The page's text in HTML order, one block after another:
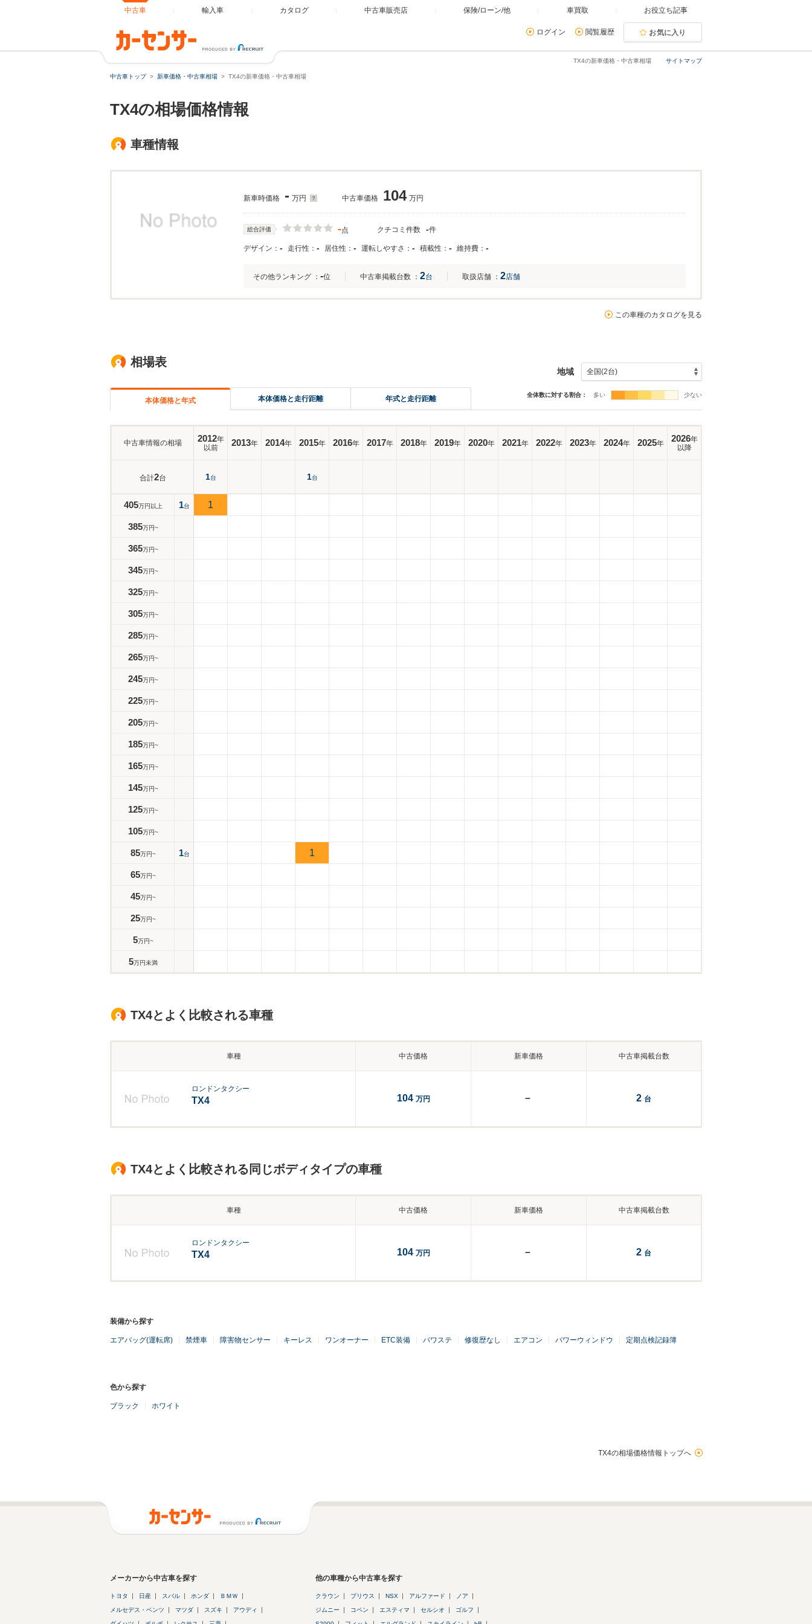
中古車 輸入車 カタログ 中古車販売店 保険/ローン/他 車買取 お役立ち記事
ログイン 閲覧履歴 お気に入り
サイトマップ
TX4の新車価格・中古車相場
中古車トップ 新車価格・中古車相場 TX4の新車価格・中古車相場
TX4の相場価格情報
車種情報
新車時価格 - 万円 中古車価格 104 万円
総合評価 -点 クチコミ件数 -件
デザイン： - 走行性： - 居住性： - 運転しやすさ： - 積載性： - 維持費： -
その他ランキング ： -位 中古車掲載台数 ： 2台 取扱店舗 ： 2店舗
この車種のカタログを見る
相場表
本体価格と年式 本体価格と走行距離 年式と走行距離
地域
全体数に対する割合： 多い 少ない
中古車情報の相場 2012年
以前
2013年 2014年 2015年 2016年 2017年 2018年 2019年 2020年 2021年 2022年 2023年 2024年 2025年 2026年
以降
合計2台 1台 1台
405万円以上 1台 1
385万円~
365万円~
345万円~
325万円~
305万円~
285万円~
265万円~
245万円~
225万円~
205万円~
185万円~
165万円~
145万円~
125万円~
105万円~
85万円~ 1台 1
65万円~
45万円~
25万円~
5万円~
5万円未満
TX4とよく比較される車種
車種 中古価格 新車価格 中古車掲載台数
ロンドンタクシー
TX4 104 万円 － 2 台
TX4とよく比較される同じボディタイプの車種
車種 中古価格 新車価格 中古車掲載台数
ロンドンタクシー
TX4 104 万円 － 2 台
装備から探す
エアバッグ(運転席) 禁煙車 障害物センサー キーレス ワンオーナー ETC装備 パワステ 修復歴なし エアコン パワーウィンドウ 定期点検記録簿
色から探す
ブラック ホワイト
TX4の相場価格情報トップへ
メーカーから中古車を探す
トヨタ 日産 スバル ホンダ ＢＭＷ
メルセデス・ベンツ マツダ スズキ アウディ
他の車種から中古車を探す
クラウン プリウス NSX アルファード ノア
ジムニー コペン エスティマ セルシオ ゴルフ